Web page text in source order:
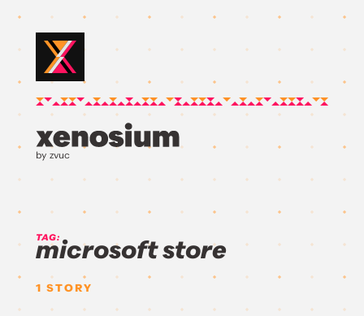
by zvuc
TAG:
microsoft store
1 STORY